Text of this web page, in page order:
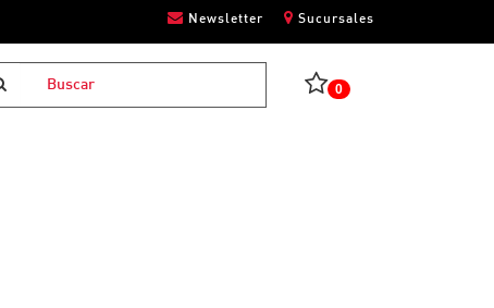
Newsletter Sucursales
0